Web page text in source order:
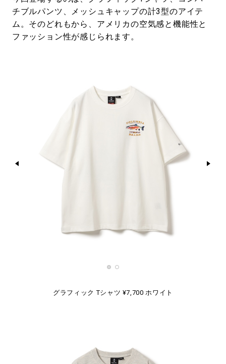
チブルパンツ、メッシュキャップの計3型のアイテ
ム。そのどれもから、アメリカの空気感と機能性と
ファッション性が感じられます。
グラフィック Tシャツ ¥7,700 ホワイト